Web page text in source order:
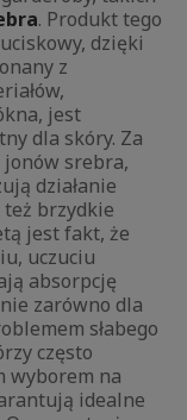
. Produkt tego
dzięki
z
jest
dla skóry. Za
srebra,
działanie
brzydkie
jest fakt, że
uczuciu
absorpcję
zarówno dla
słabego
często
wyborem na
idealne